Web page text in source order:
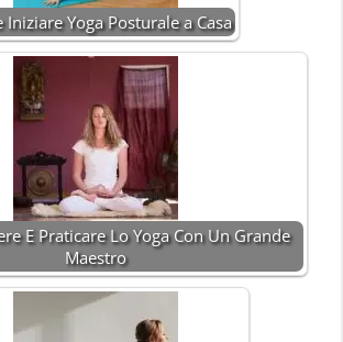
Iniziare Yoga Posturale a Casa
E Praticare Lo Yoga Con Un Grande
Maestro